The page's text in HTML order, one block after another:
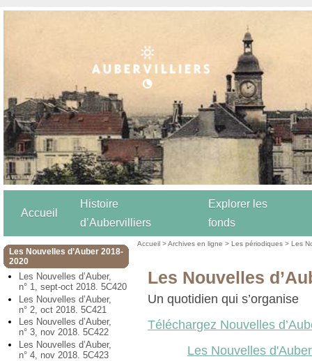
Accueil
Histoire
d’Aubervilliers
Explorer les
fonds
Les Nouvelles d’Auber 2018-
2020
Les Nouvelles d’Auber,
n° 1, sept-oct 2018. 5C420
Les Nouvelles d’Auber,
n° 2, oct 2018. 5C421
Les Nouvelles d’Auber,
n° 3, nov 2018. 5C422
Les Nouvelles d’Auber,
n° 4, nov 2018. 5C423
Accueil >Archives en ligne >Les périodiques >Les
Les Nouvelles
Un quotidien qui s’organise
Téléchargez Nouvelles
Les Nouvelles